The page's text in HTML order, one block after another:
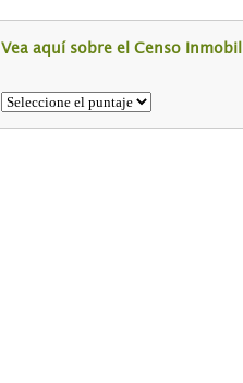
Vea aquí sobre el Censo